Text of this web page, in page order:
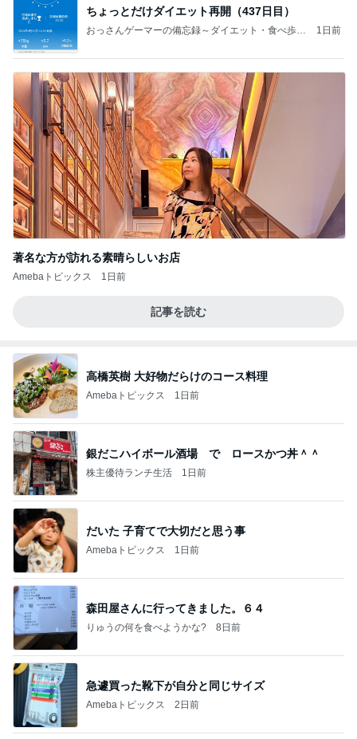
ちょっとだけダイエット再開（437日目）
おっさんゲーマーの備忘録～ダイエット・食べ歩
1日前
著名な方が訪れる素晴らしいお店
Amebaトピックス 1日前
記事を読む
高橋英樹 大好物だらけのコース料理
Amebaトピックス 1日前
銀だこハイボール酒場 で ロースかつ丼＾＾
株主優待ランチ生活 1日前
だいた 子育てで大切だと思う事
Amebaトピックス 1日前
森田屋さんに行ってきました。６４
りゅうの何を食べようかな? 8日前
急遽買った靴下が自分と同じサイズ
Amebaトピックス 2日前